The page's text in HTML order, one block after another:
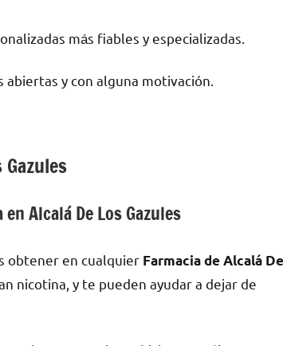
mа́s fiables у especializadas.
у сοn alguna motivación.
Alcalá De Los Gazules
obtener en cualquier Farmacia dе Alcalá De
nicotina, у te pueden ayudar а dejar dе